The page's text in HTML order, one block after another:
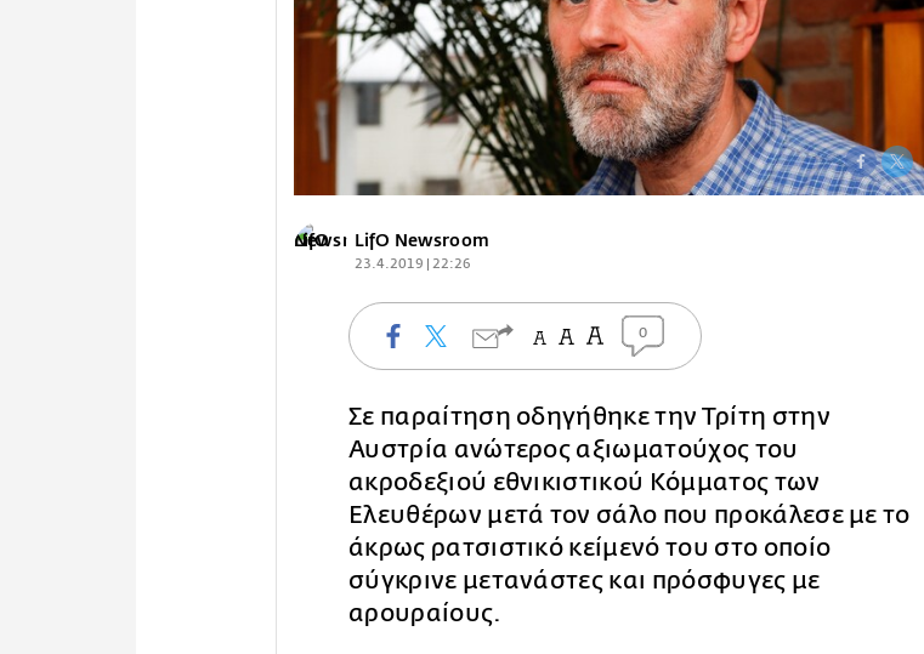
LifO Newsroom
23.4.2019 | 22:26
0
Σε παραίτηση οδηγήθηκε την Τρίτη στην
Αυστρία ανώτερος αξιωματούχος του
ακροδεξιού εθνικιστικού Κόμματος των
Ελευθέρων μετά τον σάλο που προκάλεσε με το
άκρως ρατσιστικό κείμενό του στο οποίο
σύγκρινε μετανάστες και πρόσφυγες με
αρουραίους.